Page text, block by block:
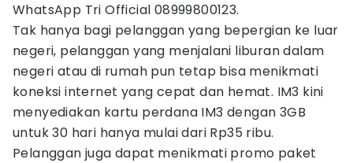
WhatsApp Tri Official 08999800123.
Tak hanya bagi pelanggan yang bepergian ke luar
negeri, pelanggan yang menjalani liburan dalam
negeri atau di rumah pun tetap bisa menikmati
koneksi internet yang cepat dan hemat. IM3 kini
menyediakan kartu perdana IM3 dengan 3GB
untuk 30 hari hanya mulai dari Rp35 ribu.
Pelanggan juga dapat menikmati promo paket